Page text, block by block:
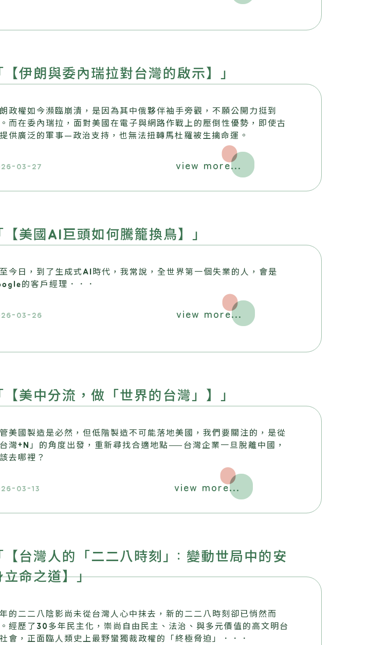
【伊朗與委內瑞拉對台灣的啟示】」
政權如今瀕臨崩潰，是因為其中俄夥伴袖手旁觀，不願公開力挺到
而在委內瑞拉，面對美國在電子與網路作戰上的壓倒性優勢，即使古
供廣泛的軍事—政治支持，也無法扭轉馬杜羅被生擒命運。
03-27 view more...
【美國AI巨頭如何騰籠換鳥】」
今日，到了生成式AI時代，我常說，全世界第一個失業的人，會是
的客戶經理．．．
03-26 view more...
【美中分流，做「世界的台灣」】」
美國製造是必然，但低階製造不可能落地美國，我們要關注的，是從
台灣+N」的角度出發，重新尋找合適地點——台灣企業一旦脫離中國，
去哪裡？
03-13 view more...
【台灣人的「二二八時刻」: 變動世局中的安
立命之道】」
的二二八陰影尚未從台灣人心中抹去，新的二二八時刻卻已悄然而
經歷了30多年民主化，崇尚自由民主、法治、與多元價值的高文明台
會，正面臨人類史上最野蠻獨裁政權的「終極脅迫」．．．